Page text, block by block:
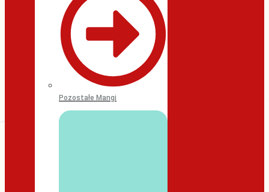
Pozostałe Mangi